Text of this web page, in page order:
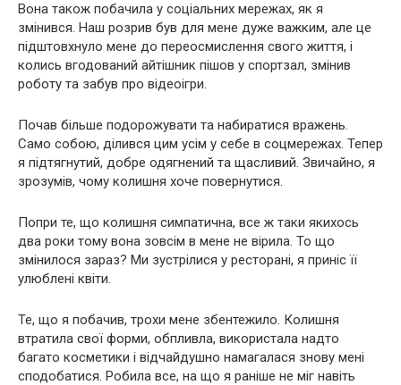
Вона також побачила у соціальних мережах, як я
змінився. Наш розрив був для мене дуже важким, але це
підштовхнуло мене до переосмислення свого життя, і
колись вгодований айтішник пішов у спортзал, змінив
роботу та забув про відеоігри.
Почав більше подорожувати та набиратися вражень.
Само собою, ділився цим усім у себе в соцмережах. Тепер
я підтягнутий, добре одягнений та щасливий. Звичайно, я
зрозумів, чому колишня хоче повернутися.
Попри те, що колишня симпатична, все ж таки якихось
два роки тому вона зовсім в мене не вірила. То що
змінилося зараз? Ми зустрілися у ресторані, я приніс її
улюблені квіти.
Те, що я побачив, трохи мене збентежило. Колишня
втратила свої форми, обпливла, використала надто
багато косметики і відчайдушно намагалася знову мені
сподобатися. Робила все, на що я раніше не міг навіть